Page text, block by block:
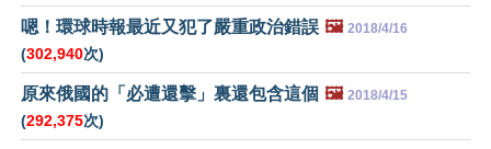
嗯！環球時報最近又犯了嚴重政治錯誤 🖼️ 2018/4/16
(302,940次)
原來俄國的「必遭還擊」裏還包含這個 🖼️ 2018/4/15
(292,375次)